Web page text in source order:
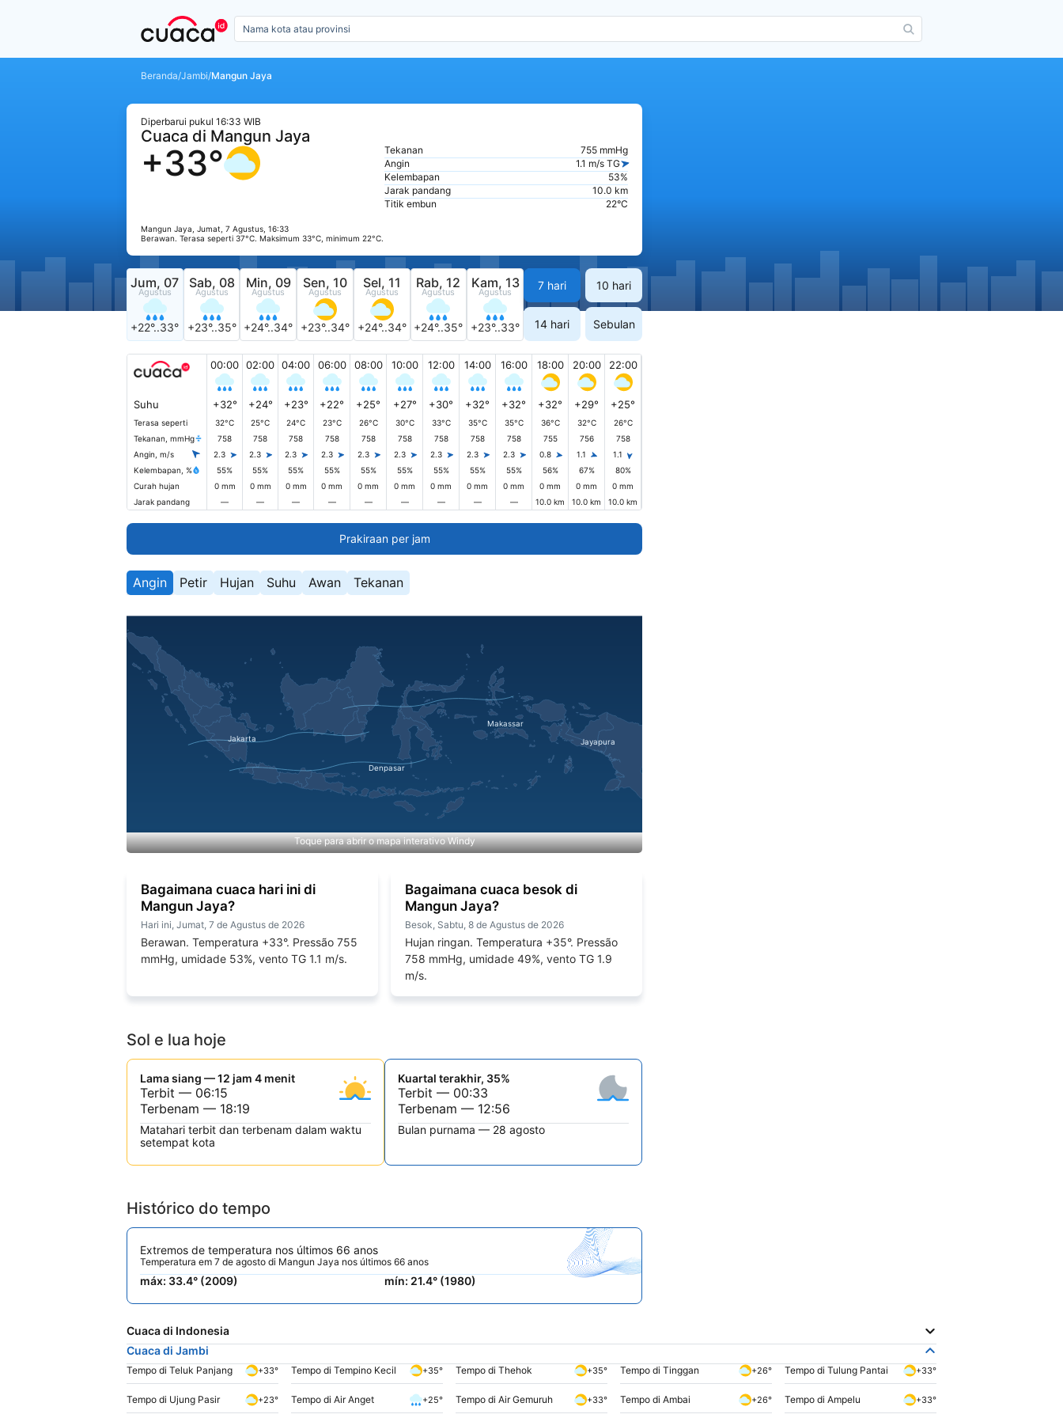
Beranda/Jambi/Mangun Jaya
Diperbarui pukul 16:33 WIB
Cuaca di Mangun Jaya
+33°
Mangun Jaya, Jumat, 7 Agustus, 16:33
Berawan. Terasa seperti 37°C. Maksimum 33°C, minimum 22°C.
Tekanan
755 mmHg
Angin
1.1 m/s TG
Kelembapan
53%
Jarak pandang
10.0 km
Titik embun
22°C
Jum, 07
Agustus
+22°..33°
Sab, 08
Agustus
+23°..35°
Min, 09
Agustus
+24°..34°
Sen, 10
Agustus
+23°..34°
Sel, 11
Agustus
+24°..34°
Rab, 12
Agustus
+24°..35°
Kam, 13
Agustus
+23°..33°
7 hari 10 hari
14 hari Sebulan
00:00 02:00 04:00 06:00 08:00 10:00 12:00 14:00 16:00 18:00 20:00 22:00
Suhu +32° +24° +23° +22° +25° +27° +30° +32° +32° +32° +29° +25°
Terasa seperti 32°C 25°C 24°C 23°C 26°C 30°C 33°C 35°C 35°C 36°C 32°C
26°C
Tekanan, mmHg
758 758 758 758 758 758 758 758 758 755 756
758
Angin, m/s
2.3 2.3 2.3 2.3 2.3 2.3 2.3 2.3 2.3 0.8 1.1
1.1
Kelembapan, %
55% 55% 55% 55% 55% 55% 55% 55% 55% 56% 67%
80%
Curah hujan
0 mm 0 mm 0 mm 0 mm 0 mm 0 mm 0 mm 0 mm 0 mm 0 mm 0 mm
0 mm
Jarak pandang
— — — — — — — — — 10.0 km 10.0 km 10.0 km
Prakiraan per jam
Angin Petir Hujan Suhu Awan Tekanan
Toque para abrir o mapa interativo Windy
Bagaimana cuaca hari ini di
Mangun Jaya?
Hari ini, Jumat, 7 de Agustus de 2026
Berawan. Temperatura +33°. Pressão 755
mmHg, umidade 53%, vento TG 1.1 m/s.
Bagaimana cuaca besok di
Mangun Jaya?
Besok, Sabtu, 8 de Agustus de 2026
Hujan ringan. Temperatura +35°. Pressão
758 mmHg, umidade 49%, vento TG 1.9
m/s.
Sol e lua hoje
Lama siang — 12 jam 4 menit
Terbit — 06:15
Terbenam — 18:19
Matahari terbit dan terbenam dalam waktu
setempat kota
Kuartal terakhir, 35%
Terbit — 00:33
Terbenam — 12:56
Bulan purnama — 28 agosto
Histórico do tempo
Extremos de temperatura nos últimos 66 anos
Temperatura em 7 de agosto di Mangun Jaya nos últimos 66 anos
máx: 33.4° (2009) mín: 21.4° (1980)
Cuaca di Indonesia
Cuaca di Jambi
Tempo di Teluk Panjang +33° Tempo di Tempino Kecil +35° Tempo di Thehok +35° Tempo di Tinggan +26° Tempo di Tulung Pantai +33°
Tempo di Ujung Pasir +23° Tempo di Air Anget +25° Tempo di Air Gemuruh +33° Tempo di Ambai +26° Tempo di Ampelu +33°